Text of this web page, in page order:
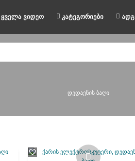
ყველა ვიდეო კატეგორიები
დედაენის ბაღი